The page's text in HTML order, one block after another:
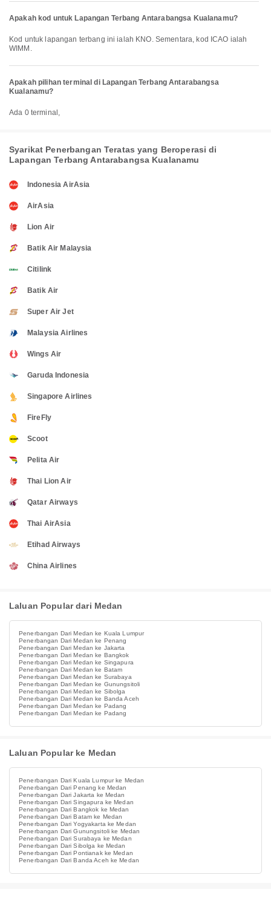
Apakah kod untuk Lapangan Terbang Antarabangsa Kualanamu?
Kod untuk lapangan terbang ini ialah KNO. Sementara, kod ICAO ialah
WIMM.
Apakah pilihan terminal di Lapangan Terbang Antarabangsa
Kualanamu?
Ada 0 terminal,
Syarikat Penerbangan Teratas yang Beroperasi di
Lapangan Terbang Antarabangsa Kualanamu
Indonesia AirAsia
AirAsia
Lion Air
Batik Air Malaysia
Citilink
Batik Air
Super Air Jet
Malaysia Airlines
Wings Air
Garuda Indonesia
Singapore Airlines
FireFly
Scoot
Pelita Air
Thai Lion Air
Qatar Airways
Thai AirAsia
Etihad Airways
China Airlines
Laluan Popular dari Medan
Penerbangan Dari Medan ke Kuala Lumpur
Penerbangan Dari Medan ke Penang
Penerbangan Dari Medan ke Jakarta
Penerbangan Dari Medan ke Bangkok
Penerbangan Dari Medan ke Singapura
Penerbangan Dari Medan ke Batam
Penerbangan Dari Medan ke Surabaya
Penerbangan Dari Medan ke Gunungsitoli
Penerbangan Dari Medan ke Sibolga
Penerbangan Dari Medan ke Banda Aceh
Penerbangan Dari Medan ke Padang
Penerbangan Dari Medan ke Padang
Laluan Popular ke Medan
Penerbangan Dari Kuala Lumpur ke Medan
Penerbangan Dari Penang ke Medan
Penerbangan Dari Jakarta ke Medan
Penerbangan Dari Singapura ke Medan
Penerbangan Dari Bangkok ke Medan
Penerbangan Dari Batam ke Medan
Penerbangan Dari Yogyakarta ke Medan
Penerbangan Dari Gunungsitoli ke Medan
Penerbangan Dari Surabaya ke Medan
Penerbangan Dari Sibolga ke Medan
Penerbangan Dari Pontianak ke Medan
Penerbangan Dari Banda Aceh ke Medan